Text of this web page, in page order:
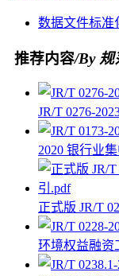
数据文件标准
推荐内容/By 规
JR/T 0276-
2020 银行业
正式版 JR/T
环境权益融资